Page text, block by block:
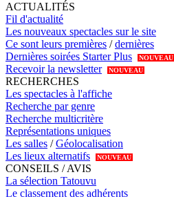
ACTUALITÉS
Fil d'actualité
Les nouveaux spectacles sur le site
Ce sont leurs premières /dernières
Dernières soirées Starter Plus
NOUVEAU
Recevoir la newsletter NOUVEAU
RECHERCHES
Les spectacles à l'affiche
Recherche par genre
Recherche multicritère
Représentations uniques
Les salles /Géolocalisation
Les lieux alternatifs
NOUVEAU
CONSEILS / AVIS
La sélection Tatouvu
Le classement des adhérents